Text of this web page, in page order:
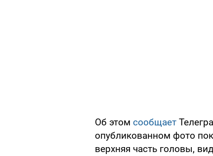
Об этом сообщает
опубликованном фото
верхняя часть головы,